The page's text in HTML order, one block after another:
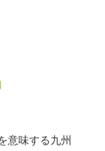
意味する九州